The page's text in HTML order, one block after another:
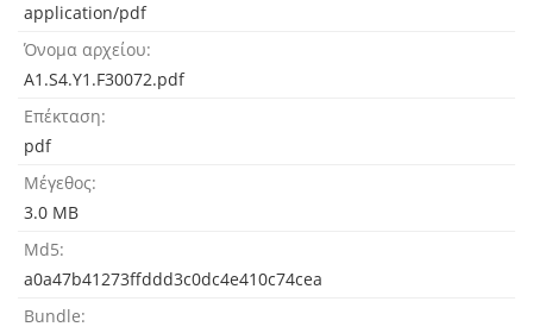
application/pdf
Όνομα αρχείου
A1.S4.Y1.F30072.pdf
Επέκταση
pdf
Μέγεθος
3.0 MB
Md5
a0a47b41273ffddd3c0dc4e410c74cea
Bundle